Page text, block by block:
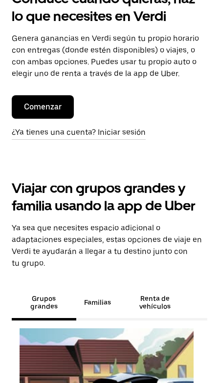
lo que necesites en Verdi
Genera ganancias en Verdi según tu propio horario
con entregas (donde estén disponibles) o viajes, o
con ambas opciones. Puedes usar tu propio auto o
elegir uno de renta a través de la app de Uber.
Comenzar
¿Ya tienes una cuenta? Iniciar sesión
Viajar con grupos grandes y
familia usando la app de Uber
Ya sea que necesites espacio adicional o
adaptaciones especiales, estas opciones de viaje en
Verdi te ayudarán a llegar a tu destino junto con
tu grupo.
Grupos
grandes
Familias
Renta de
vehículos